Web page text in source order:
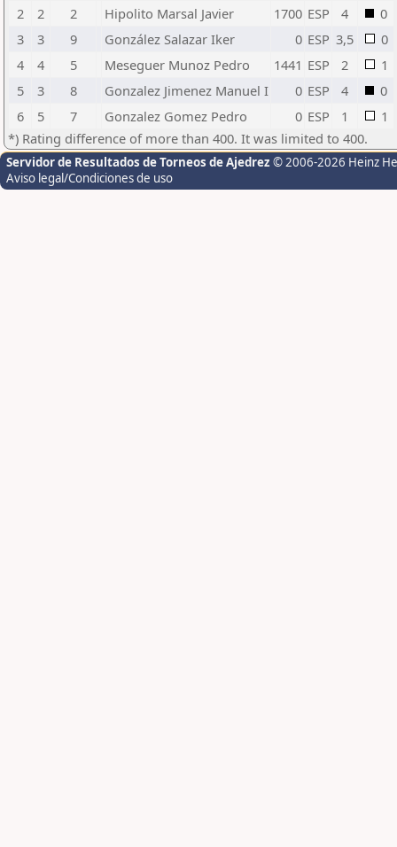
2
2 2 Hipolito Marsal Javier 1700 ESP 4
0
3
3 9 González Salazar Iker 0 ESP 3,5
0
4
4 5 Meseguer Munoz Pedro 1441 ESP 2
1
5
3 8 Gonzalez Jimenez Manuel I 0 ESP 4
0
6
5 7 Gonzalez Gomez Pedro 0 ESP 1
1
*) Rating difference of more than 400. It was limited to 400.
Servidor de Resultados de Torneos de Ajedrez © 2006-2026 Heinz
Aviso legal/Condiciones de uso